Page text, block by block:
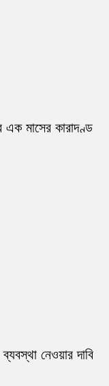
এক মাসের কারাদণ্ড
নেওয়ার দাবি